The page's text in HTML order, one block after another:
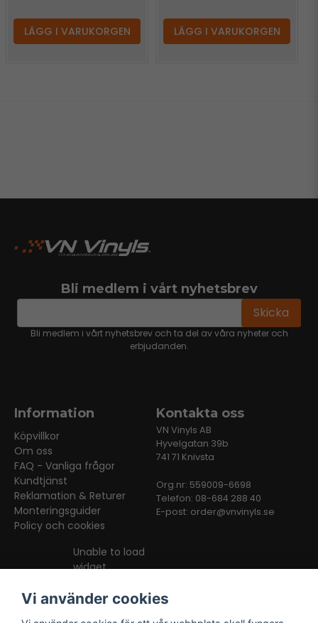
LÄGG I VARUKORGEN LÄGG I VARUKORGEN
Bli medlem i vårt nyhetsbrev
email Skicka
Bli medlem i vårt nyhetsbrev och ta del av våra nyheter och
erbjudanden.
Information
Köpvillkor
Om oss
FAQ - Vanliga frågor
Kundtjänst
Reklamation & Returer
Monteringsguider
Policy och cookies
Kontakta oss
VN Vinyls AB
Hyvelgatan 39b
741 71 Knivsta
Org.nr: 559009-6698
Telefon: 08-684 288 40
E-post: order@vnvinyls.se
Unable to load
widget
Vi använder cookies